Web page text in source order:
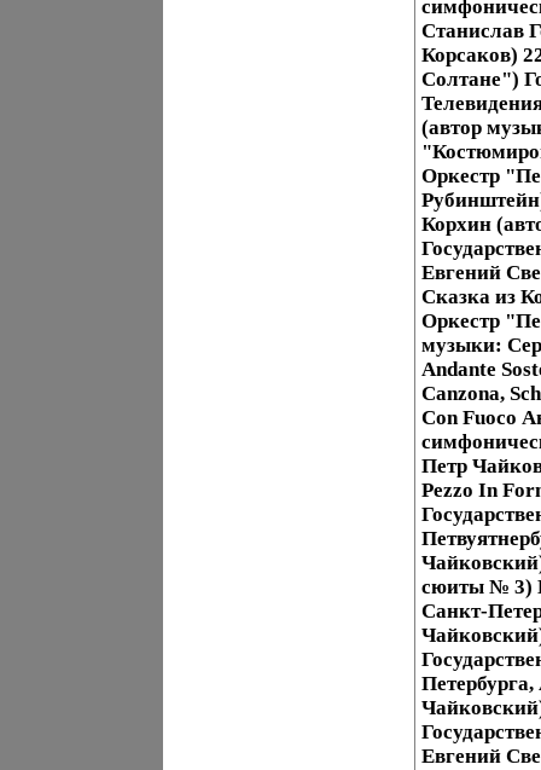
Станислав
Корсаков)
Солтане")
(автор
Оркестр
Корхин
Евгений
Сказка из
Оркестр
музыки:
Andante
Canzona,
Con Fuoco
Петр
Pezzo In
сюиты № 3)
Санкт-
Евгений